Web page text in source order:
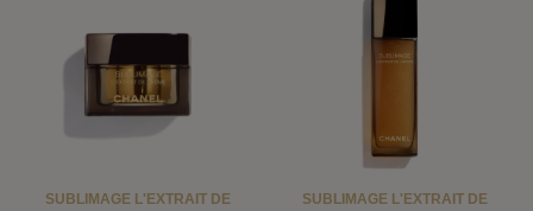
SUBLIMAGE L'EXTRAIT DE
SUBLIMAGE L'EXTRAIT DE